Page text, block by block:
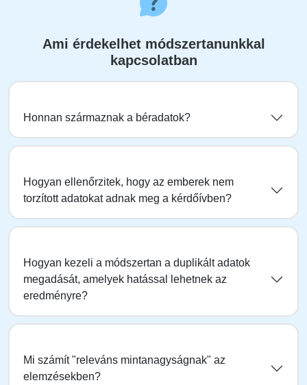
Ami érdekelhet módszertanunkkal
kapcsolatban
Honnan származnak a béradatok?
Hogyan ellenőrzitek, hogy az emberek nem
torzított adatokat adnak meg a kérdőívben?
Hogyan kezeli a módszertan a duplikált adatok
megadását, amelyek hatással lehetnek az
eredményre?
Mi számít "releváns mintanagyságnak" az
elemzésekben?